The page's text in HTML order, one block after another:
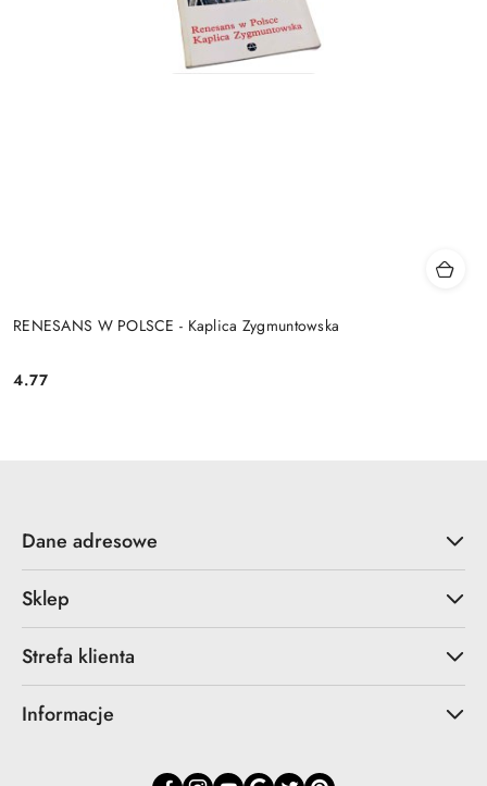
RENESANS W POLSCE - Kaplica Zygmuntowska
Cena:
4.77
Dane adresowe
Sklep
Strefa klienta
Informacje